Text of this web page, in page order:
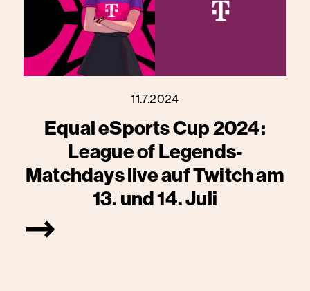
11.7.2024
Equal eSports Cup 2024:
League of Legends-
Matchdays live auf Twitch am
13. und 14. Juli